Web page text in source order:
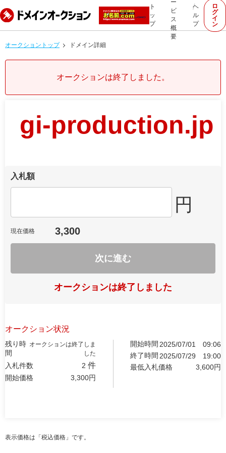
ト
ッ
プ
ー
ビ
ス
概
要
ヘ
ル
プ
ロ
グ
イ
ン
オークショントップ ドメイン詳細
オークションは終了しました。
gi-production.jp
入札額
円
現在価格 3,300
次に進む
オークションは終了しました
オークション状況
残り時
間
オークションは終了しま
した
入札件数 2 件
開始価格 3,300円
開始時間 2025/07/01
09:06
終了時間 2025/07/29
19:00
最低入札価格
3,600円
表示価格は「税込価格」です。